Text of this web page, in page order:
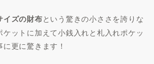
イズの財布という驚きの小ささを誇りな
ケットに加えて小銭入れと札入れポケッ
更に驚きます！